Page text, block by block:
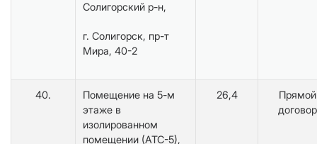
Солигорский р-н,
г. Солигорск, пр-т
Мира, 40-2
40.
Помещение на 5-м
этаже в
изолированном
помещении (АТС-5),
26,4
Прямой
договор